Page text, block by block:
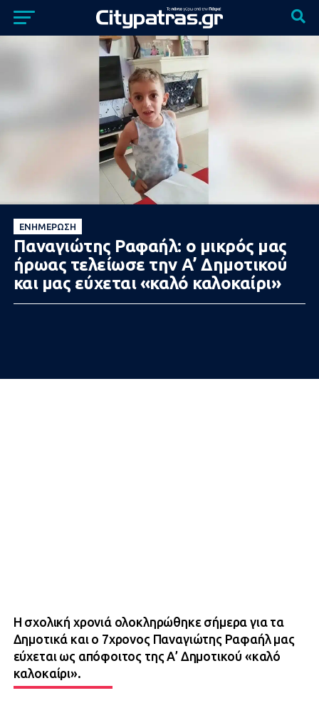
ΕΝΗΜΈΡΩΣΗ
Παναγιώτης Ραφαήλ: ο μικρός μας
ήρωας τελείωσε την Α’ Δημοτικού
και μας εύχεται «καλό καλοκαίρι»
Η σχολική χρονιά ολοκληρώθηκε σήμερα για τα
Δημοτικά και ο 7χρονος Παναγιώτης Ραφαήλ μας
εύχεται ως απόφοιτος της Α’ Δημοτικού «καλό
καλοκαίρι».